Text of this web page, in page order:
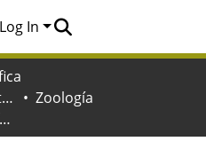
All of Naturalis
Log In
Facultad de Ciencias Naturales y Museo
Zoología
Anatomía y morfologia funcional del esqueleto de pingüinos (Aves, Sphenisciformes) actuales, aplicaciones en los fósiles